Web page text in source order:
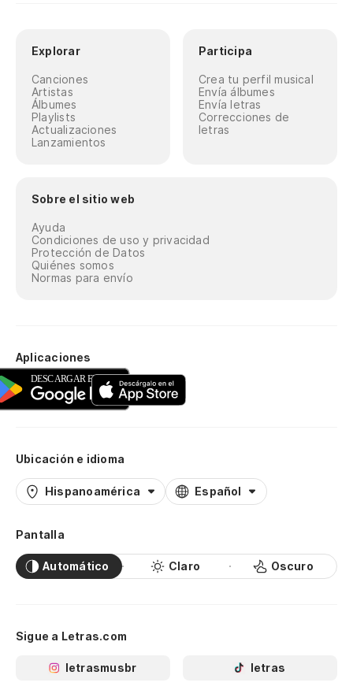
Explorar
Canciones
Artistas
Álbumes
Playlists
Actualizaciones
Lanzamientos
Participa
Crea tu perfil musical
Envía álbumes
Envía letras
Correcciones de
letras
Sobre el sitio web
Ayuda
Condiciones de uso y privacidad
Protección de Datos
Quiénes somos
Normas para envío
Aplicaciones
Ubicación e idioma
Hispanoamérica Español
Pantalla
Automático Claro Oscuro
Sigue a Letras.com
letrasmusbr letras